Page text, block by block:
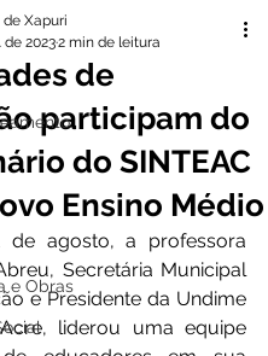
e Obras
de
participam do
do SINTEAC
Ensino Médio
Xapuri
de 20232 min de leitura
de agosto, a professora
Secretária Municipal
e Presidente da Undime
liderou uma equipe